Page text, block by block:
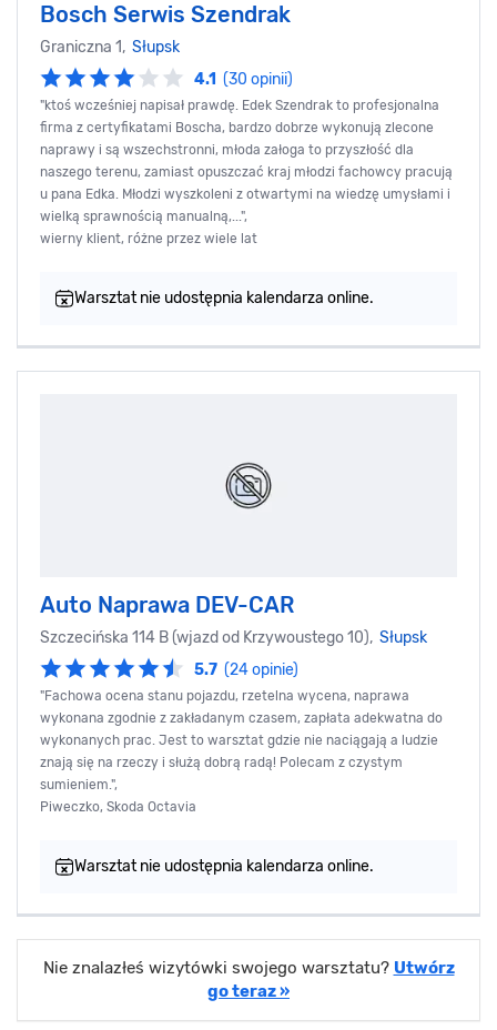
Bosch Serwis Szendrak
Graniczna 1, Słupsk
4.1 (30 opinii)
"ktoś wcześniej napisał prawdę. Edek Szendrak to profesjonalna
firma z certyfikatami Boscha, bardzo dobrze wykonują zlecone
naprawy i są wszechstronni, młoda załoga to przyszłość dla
naszego terenu, zamiast opuszczać kraj młodzi fachowcy pracują
u pana Edka. Młodzi wyszkoleni z otwartymi na wiedzę umysłami i
wielką sprawnością manualną,...",
wierny klient, różne przez wiele lat
Warsztat nie udostępnia kalendarza online.
Auto Naprawa DEV-CAR
Szczecińska 114 B (wjazd od Krzywoustego 10), Słupsk
5.7 (24 opinie)
"Fachowa ocena stanu pojazdu, rzetelna wycena, naprawa
wykonana zgodnie z zakładanym czasem, zapłata adekwatna do
wykonanych prac. Jest to warsztat gdzie nie naciągają a ludzie
znają się na rzeczy i służą dobrą radą! Polecam z czystym
sumieniem.",
Piweczko, Skoda Octavia
Warsztat nie udostępnia kalendarza online.
Nie znalazłeś wizytówki swojego warsztatu? Utwórz
go teraz »